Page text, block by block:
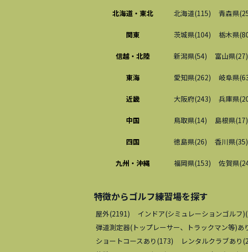
北海道・東北 北海道(115) 青森県(
関東 茨城県(104) 栃木県(
信越・北陸 新潟県(54) 富山県(27)
東海 愛知県(262) 岐阜県(
近畿 大阪府(243) 兵庫県(
中国 鳥取県(14) 島根県(17)
四国 徳島県(26) 香川県(35)
九州・沖縄 福岡県(153) 佐賀県(
特徴からゴルフ練習場を探す
屋外(2191) インドア(シミュレーションゴルフ)(
弾道測定器(トップレーサー、トラックマン等)あ
ショートコースあり (173) レンタルクラブあり (